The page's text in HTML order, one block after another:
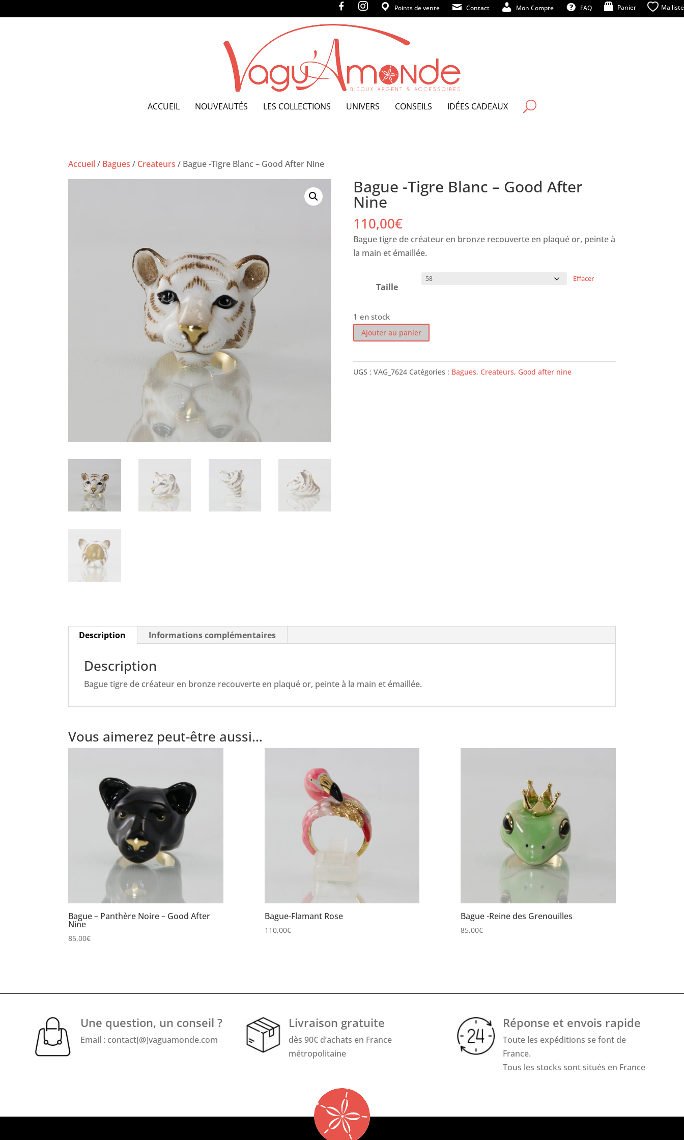
e
i
t
m
Points de vente Contact Mon Compte FAQ Panier Ma liste
ACCUEIL NOUVEAUTÉS LES COLLECTIONS UNIVERS CONSEILS IDÉES CADEAUX U
Accueil / Bagues / Createurs / Bague -Tigre Blanc – Good After Nine
Bague -Tigre Blanc – Good After
Nine
110,00€
Bague tigre de créateur en bronze recouverte en plaqué or, peinte à
la main et émaillée.
Taille
Effacer
1 en stock
quantité
de
-
Ajouter au panier
UGS : VAG_7624 Catégories : Bagues, Createurs, Good after nine
Description Informations complémentaires
Description
Bague tigre de créateur en bronze recouverte en plaqué or, peinte à la main et émaillée.
Vous aimerez peut-être aussi…
Bague – Panthère Noire – Good After
Nine
85,00€
Bague-Flamant Rose
110,00€
Bague -Reine des Grenouilles
85,00€
Une question, un conseil ?
Email : contact[@]vaguamonde.com
Livraison gratuite
dès 90€ d’achats en France
métropolitaine
Réponse et envois rapide
Toute les expéditions se font de
France.
Tous les stocks sont situés en France